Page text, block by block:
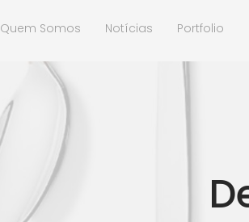
Quem Somos Notícias Portfolio